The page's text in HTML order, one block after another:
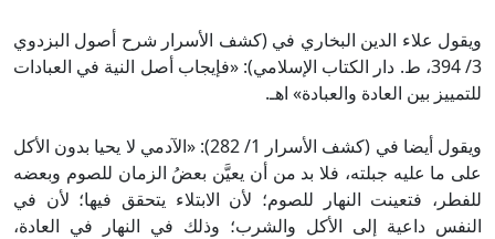
ويقول علاء الدين البخاري في (كشف الأسرار شرح أصول البزدوي
3/ 394، ط. دار الكتاب الإسلامي): «فإيجاب أصل النية في العبادات
للتمييز بين العادة والعبادة» اهـ.
ويقول أيضا في (كشف الأسرار 1/ 282): «الآدمي لا يحيا بدون الأكل
على ما عليه جبلته، فلا بد من أن يعيَّن بعضُ الزمان للصوم وبعضه
للفطر، فتعينت النهار للصوم؛ لأن الابتلاء يتحقق فيها؛ لأن في
النفس داعية إلى الأكل والشرب؛ وذلك في النهار في العادة،